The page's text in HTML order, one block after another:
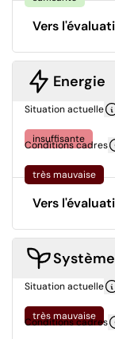
Vers
Energie
Situation actuelle
insuffisante
Conditions cadres
très mauvaise
Vers
Situation actuelle
très mauvaise
Conditions cadres